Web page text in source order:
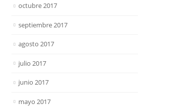
octubre 2017
septiembre 2017
agosto 2017
julio 2017
junio 2017
mayo 2017